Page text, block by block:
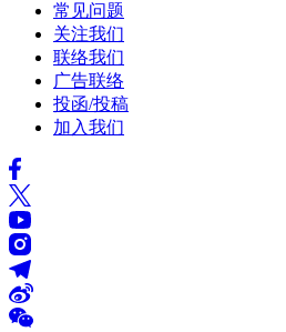
常见问题
关注我们
联络我们
广告联络
投函/投稿
加入我们